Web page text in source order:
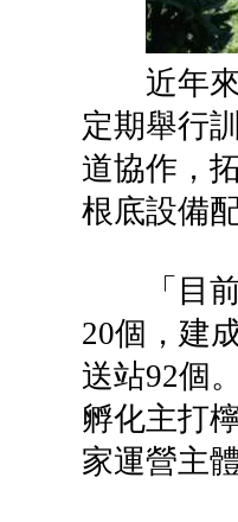
近年來
定期舉行
道協作，
根底設備
「目前
20個，建
送站92個
孵化主打
家運營主